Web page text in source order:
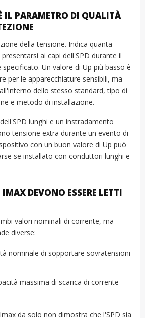
IL PARAMETRO DI QUALITÀ
della tensione. Indica quanta
ai capi dell'SPD durante il
Un valore di Up più basso è
per le apparecchiature sensibili, ma
dello stesso standard, tipo di
e metodo di installazione.
lunghi e un instradamento
tensione extra durante un evento di
con un buon valore di Up può
se installato con conduttori lunghi e
IMAX DEVONO ESSERE LETTI
valori nominali di corrente, ma
diverse:
nominale di sopportare sovratensioni
massima di scarica di corrente
da solo non dimostra che l'SPD sia